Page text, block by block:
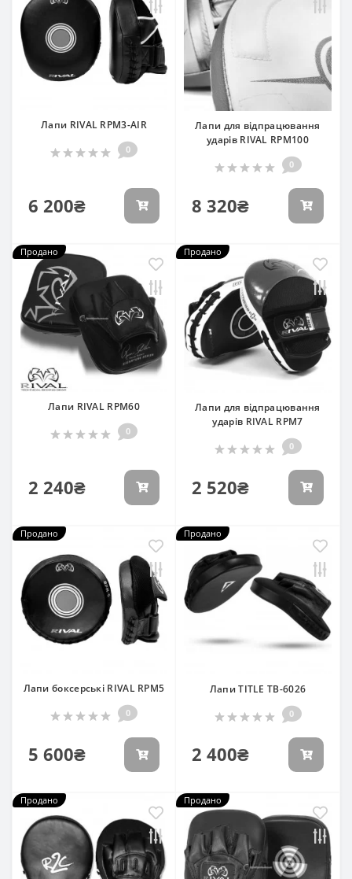
Лапи RIVAL RPM3-AIR
0
6 200₴
Лапи для відпрацювання
ударів RIVAL RPM100
0
8 320₴
Продано
Лапи RIVAL RPM60
0
2 240₴
Продано
Лапи для відпрацювання
ударів RIVAL RPM7
0
2 520₴
Продано
Лапи боксерські RIVAL RPM5
0
5 600₴
Продано
Лапи TITLE TB-6026
0
2 400₴
Продано Продано